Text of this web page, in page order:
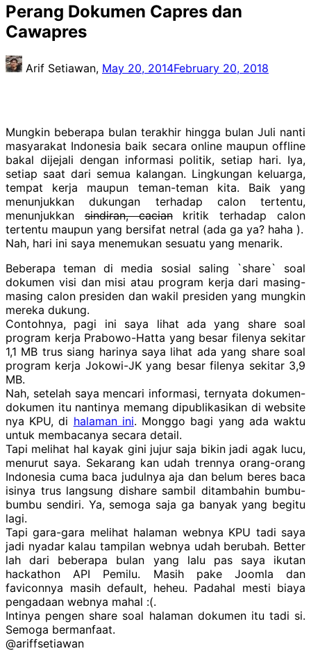
Perang Dokumen Capres dan
Cawapres
Arif Setiawan, May 20, 2014February 20, 2018
Mungkin beberapa bulan terakhir hingga bulan Juli nanti
masyarakat Indonesia baik secara online maupun offline
bakal dijejali dengan informasi politik, setiap hari. Iya,
setiap saat dari semua kalangan. Lingkungan keluarga,
tempat kerja maupun teman-teman kita. Baik yang
menunjukkan dukungan terhadap calon tertentu,
menunjukkansindiran, caciankritik terhadap calon
tertentu maupun yang bersifat netral (ada ga ya? haha ).
Nah, hari ini saya menemukan sesuatu yang menarik.
Beberapa teman di media sosial saling `share` soal
dokumen visi dan misi atau program kerja dari masing-
masing calon presiden dan wakil presiden yang mungkin
mereka dukung.
Contohnya, pagi ini saya lihat ada yang share soal
program kerja Prabowo-Hatta yang besar filenya sekitar
1,1 MB trus siang harinya saya lihat ada yang share soal
program kerja Jokowi-JK yang besar filenya sekitar 3,9
MB.
Nah, setelah saya mencari informasi, ternyata dokumen-
dokumen itu nantinya memang dipublikasikan di website
nya KPU, di halaman ini. Monggo bagi yang ada waktu
untuk membacanya secara detail.
Tapi melihat hal kayak gini jujur saja bikin jadi agak lucu,
menurut saya. Sekarang kan udah trennya orang-orang
Indonesia cuma baca judulnya aja dan belum beres baca
isinya trus langsung dishare sambil ditambahin bumbu-
bumbu sendiri. Ya, semoga saja ga banyak yang begitu
lagi.
Tapi gara-gara melihat halaman webnya KPU tadi saya
jadi nyadar kalau tampilan webnya udah berubah. Better
lah dari beberapa bulan yang lalu pas saya ikutan
hackathon API Pemilu. Masih pake Joomla dan
faviconnya masih default, heheu. Padahal mesti biaya
pengadaan webnya mahal :(.
Intinya pengen share soal halaman dokumen itu tadi si.
Semoga bermanfaat.
@ariffsetiawan